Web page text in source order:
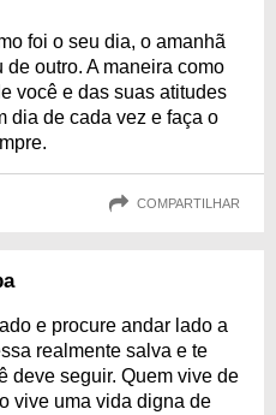
foi o seu dia, o amanhã
outro. A maneira como
você e das suas atitudes
dia de cada vez e faça o
COMPARTILHAR
e procure andar lado a
realmente salva e te
deve seguir. Quem vive de
vive uma vida digna de